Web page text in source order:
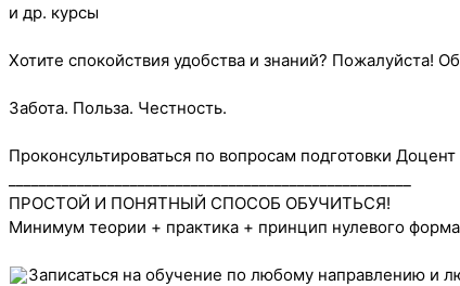
и др. курсы
Хотите спокойствия удобства и знаний? Пожалуйста!
Забота. Польза. Честность.
Проконсультироваться по вопросам подготовки
ПРОСТОЙ И ПОНЯТНЫЙ СПОСОБ ОБУЧИТЬСЯ!
Минимум теории + практика + принцип нулевого
Записаться на обучение по любому направлению и